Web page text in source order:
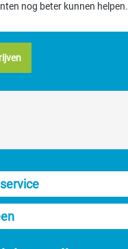
nog beter kunnen helpen.